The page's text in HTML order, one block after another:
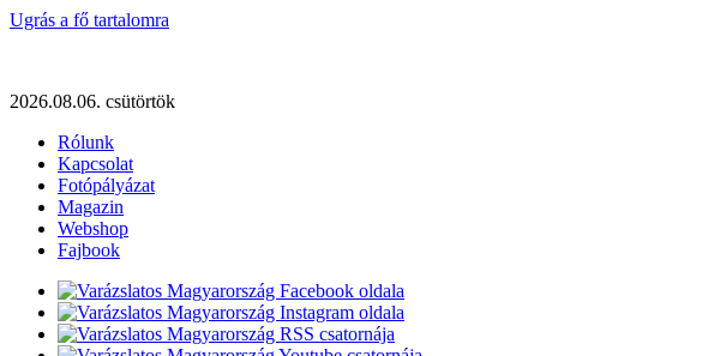
Ugrás a fő tartalomra
2026.08.06. csütörtök
Rólunk
Kapcsolat
Fotópályázat
Magazin
Webshop
Fajbook